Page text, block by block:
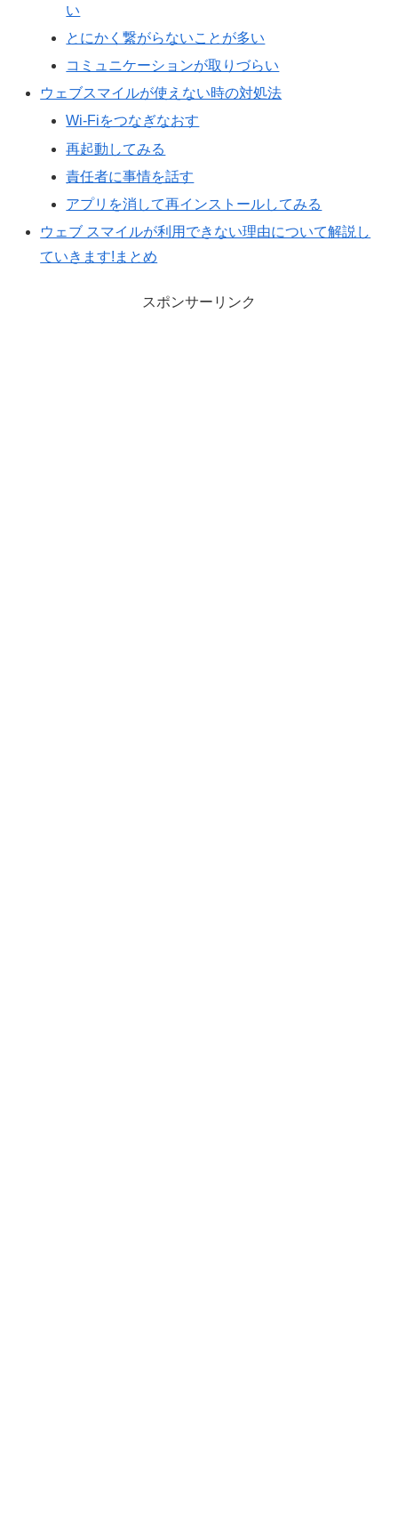
い
とにかく繋がらないことが多い
コミュニケーションが取りづらい
ウェブスマイルが使えない時の対処法
Wi-Fiをつなぎなおす
再起動してみる
責任者に事情を話す
アプリを消して再インストールしてみる
ウェブ スマイルが利用できない理由について解説し
ていきます!まとめ
スポンサーリンク